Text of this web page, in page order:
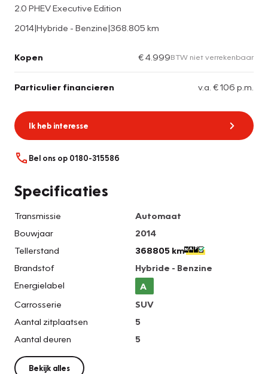
2.0 PHEV Executive Edition
2014|Hybride - Benzine|368.805 km
Kopen € 4.999BTW niet verrekenbaar
Particulier financieren v.a. € 106 p.m.
Ik heb interesse
Bel ons op 0180-315586
Specificaties
Transmissie
Automaat
Bouwjaar
2014
Tellerstand
368805 km
Brandstof
Hybride - Benzine
Energielabel
A
Carrosserie
SUV
Aantal zitplaatsen
5
Aantal deuren
5
Bekijk alles